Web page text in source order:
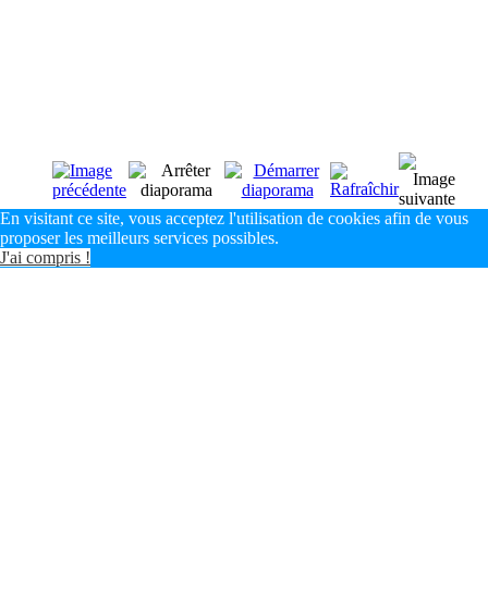
En visitant ce site, vous acceptez l'utilisation de cookies afin de vous
proposer les meilleurs services possibles.
J'ai compris !